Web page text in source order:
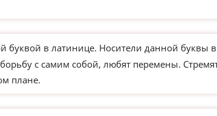
буквой в латинице. Носители данной буквы в
с самим собой, любят перемены.
плане.